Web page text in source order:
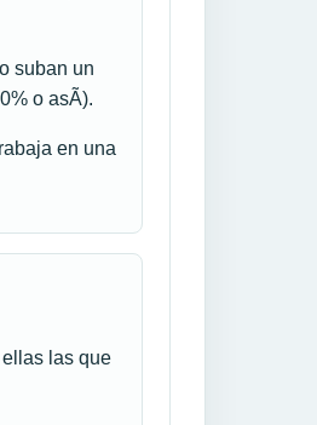
suban un
o asÃ­).
en una
las que